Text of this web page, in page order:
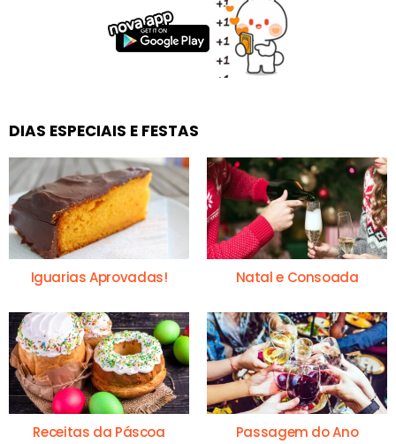
DIAS ESPECIAIS E FESTAS
Iguarias Aprovadas! Natal e Consoada
Receitas da Páscoa Passagem do Ano